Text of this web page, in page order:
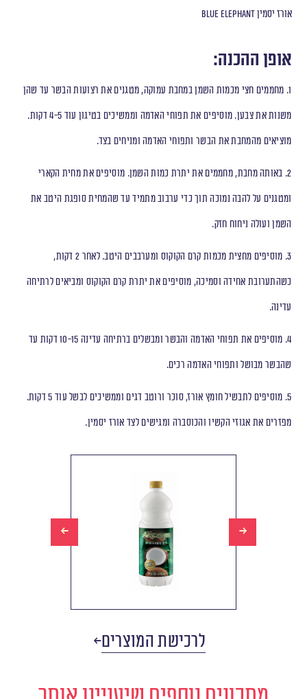
אורז יסמין Blue Elephant
אופן ההכנה:
1. מחממים חצי מכמות השמן במחבת עמוקה, מטגנים את רצועות הבשר עד שהן
משנות את צבען. מוסיפים את תפוחי האדמה וממשיכים בטיגון עוד 4-5 דקות.
מוציאים מהמחבת את הבשר ותפוחי האדמה ומניחים בצד.
2. באותה מחבת, מחממים את יתרת כמות השמן. מוסיפים את מחית הקארי
ומטגנים על להבה נמוכה תוך כדי ערבוב מתמיד עד שהמחית סופגת היטב את
השמן ועולה ניחוח חזק.
3. מוסיפים מחצית מכמות קרם הקוקוס ומערבבים היטב. לאחר 2 דקות,
כשהתערובת אחידה וסמיכה, מוסיפים את יתרת קרם הקוקוס ומביאים לרתיחה
עדינה.
4. מוסיפים את תפוחי האדמה והבשר ומבשלים ברתיחה עדינה 10-15 דקות עד
שהבשר מבושל ותפוחי האדמה רכים.
5. מוסיפים לתבשיל חומץ אורז, סוכר ורוטב דגים וממשיכים לבשל עוד 5 דקות.
מפזרים את אגוזי הקשיו והכוסברה ומגישים לצד אורז יסמין.
לרכישת המוצרים